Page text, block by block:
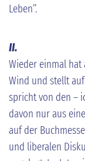
Leben”.
II.
Wieder einmal hat
Wind und stellt
spricht von den –
davon nur aus
auf der
und liberalen